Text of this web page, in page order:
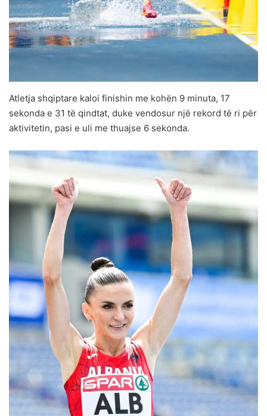
Atletja shqiptare kaloi finishin me kohën 9 minuta, 17
sekonda e 31 të qindtat, duke vendosur një rekord të ri për
aktivitetin, pasi e uli me thuajse 6 sekonda.